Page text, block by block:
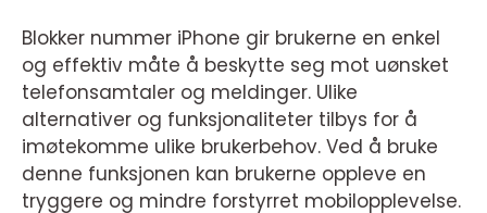
Blokker nummer iPhone gir brukerne en enkel
og effektiv måte å beskytte seg mot uønsket
telefonsamtaler og meldinger. Ulike
alternativer og funksjonaliteter tilbys for å
imøtekomme ulike brukerbehov. Ved å bruke
denne funksjonen kan brukerne oppleve en
tryggere og mindre forstyrret mobilopplevelse.